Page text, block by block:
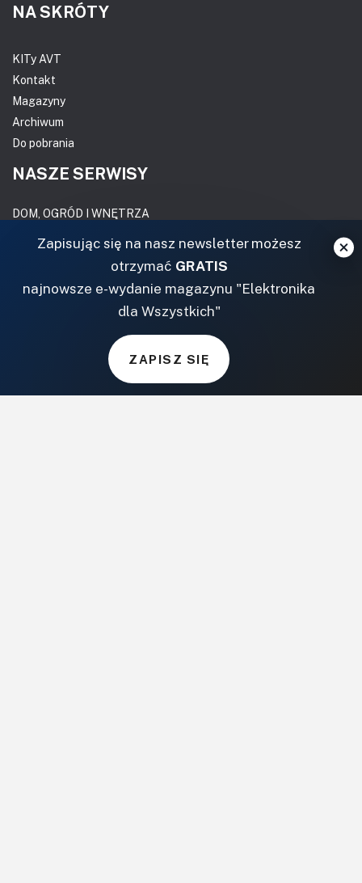
NA SKRÓTY
KITy AVT
Kontakt
Magazyny
Archiwum
Do pobrania
NASZE SERWISY
DOM, OGRÓD I WNĘTRZA
BudujemyDom.pl
Projekty.BudujemyDom.pl
CoZaIle.pl
Informator Budownictwa
CzasNaWnetrze.pl
Zapisując się na nasz newsletter możesz
otrzymać GRATIS
najnowsze e-wydanie magazynu "Elektronika
dla Wszystkich"
ZAPISZ SIĘ